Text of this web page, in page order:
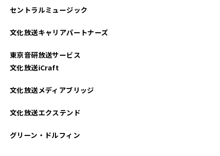
セントラルミュージック
文化放送キャリアパートナーズ
東京音研放送サービス
文化放送iCraft
文化放送メディアブリッジ
文化放送エクステンド
グリーン・ドルフィン